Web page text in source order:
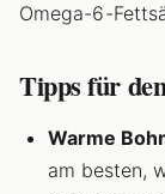
Omega-6-
Tipps für
Warme
am besten,